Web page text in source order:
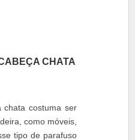
CHATA
chata costuma ser
como móveis,
tipo de parafuso